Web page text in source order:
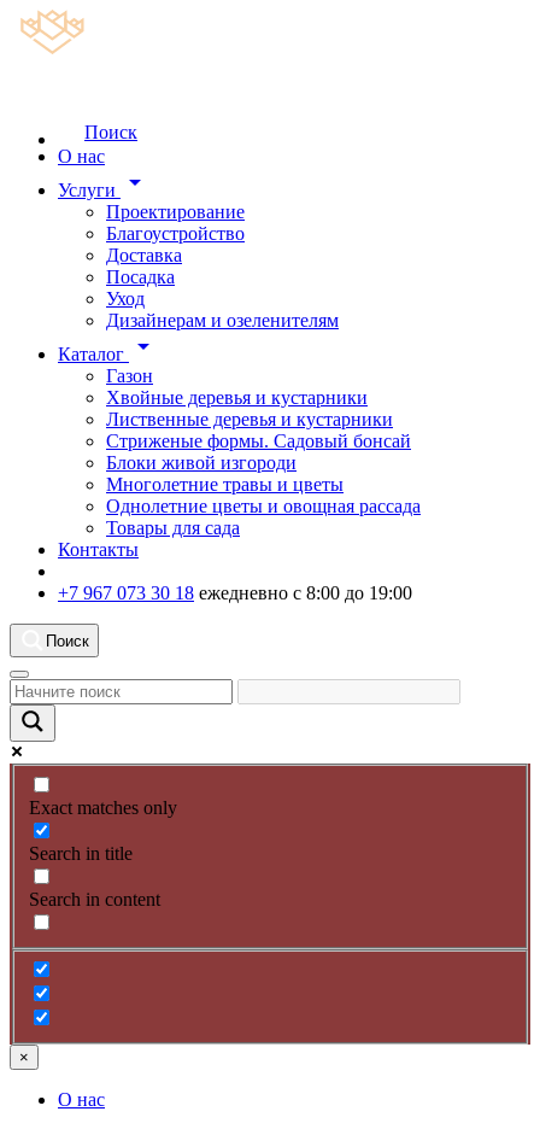
Поиск
О нас
Услуги
arrow_drop_down
Проектирование
Благоустройство
Доставка
Посадка
Уход
Дизайнерам и озеленителям
Каталог
arrow_drop_down
Газон
Хвойные деревья и кустарники
Лиственные деревья и кустарники
Стриженые формы. Садовый бонсай
Блоки живой изгороди
Многолетние травы и цветы
Однолетние цветы и овощная рассада
Товары для сада
Контакты
+7 967 073 30 18 ежедневно с 8:00 до 19:00
Поиск
Exact matches only
Search in title
Search in content
×
О нас